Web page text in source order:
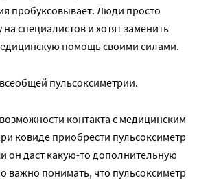
пробуксовывает. Люди просто
специалистов и хотят заменить
помощь своими силами.
пульсоксиметрии.
контакта с медицинским
ковиде приобрести пульсоксиметр
он даст какую-то дополнительную
понимать, что пульсоксиметр